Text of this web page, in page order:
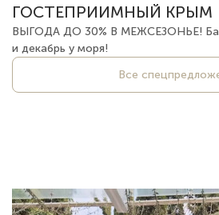
ГОСТЕПРИИМНЫЙ КРЫМ
ВЫГОДА ДО 30% В МЕЖСЕЗОНЬЕ!
и декабрь у моря!
Все